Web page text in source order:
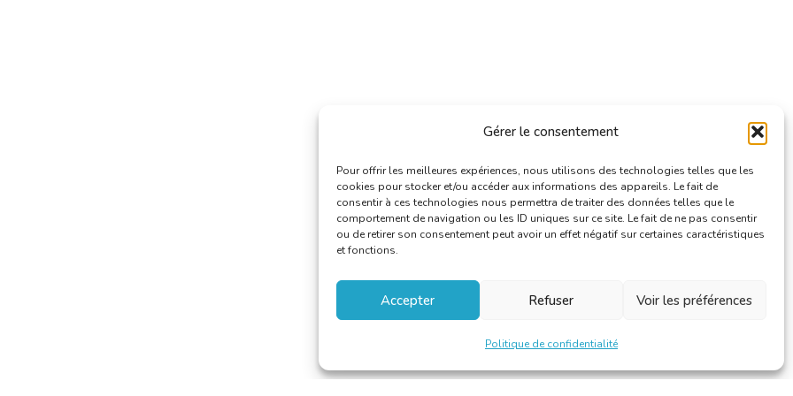
Gérer le consentement
Pour offrir les meilleures expériences, nous utilisons des technologies telles que les
cookies pour stocker et/ou accéder aux informations des appareils. Le fait de
consentir à ces technologies nous permettra de traiter des données telles que le
comportement de navigation ou les ID uniques sur ce site. Le fait de ne pas consentir
ou de retirer son consentement peut avoir un effet négatif sur certaines caractéristiques
et fonctions.
Accepter Refuser Voir les préférences
Politique de confidentialité